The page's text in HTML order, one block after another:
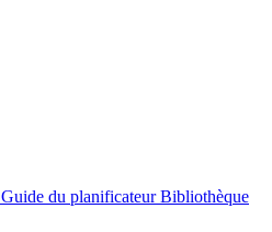
Guide du planificateurBibliothèque